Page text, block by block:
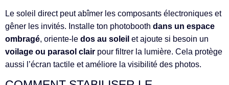
Le soleil direct peut abîmer les composants électroniques et
gêner les invités. Installe ton photobooth dans un espace
ombragé, oriente-le dos au soleil et ajoute si besoin un
voilage ou parasol clair pour filtrer la lumière. Cela protège
aussi l’écran tactile et améliore la visibilité des photos.